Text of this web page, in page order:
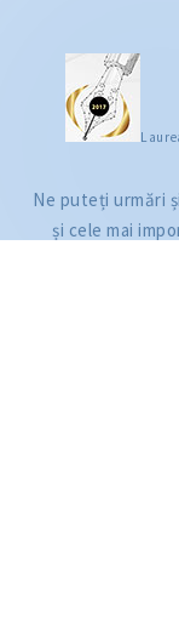
Ne puteți urmări
și cele mai
CITEȘTE